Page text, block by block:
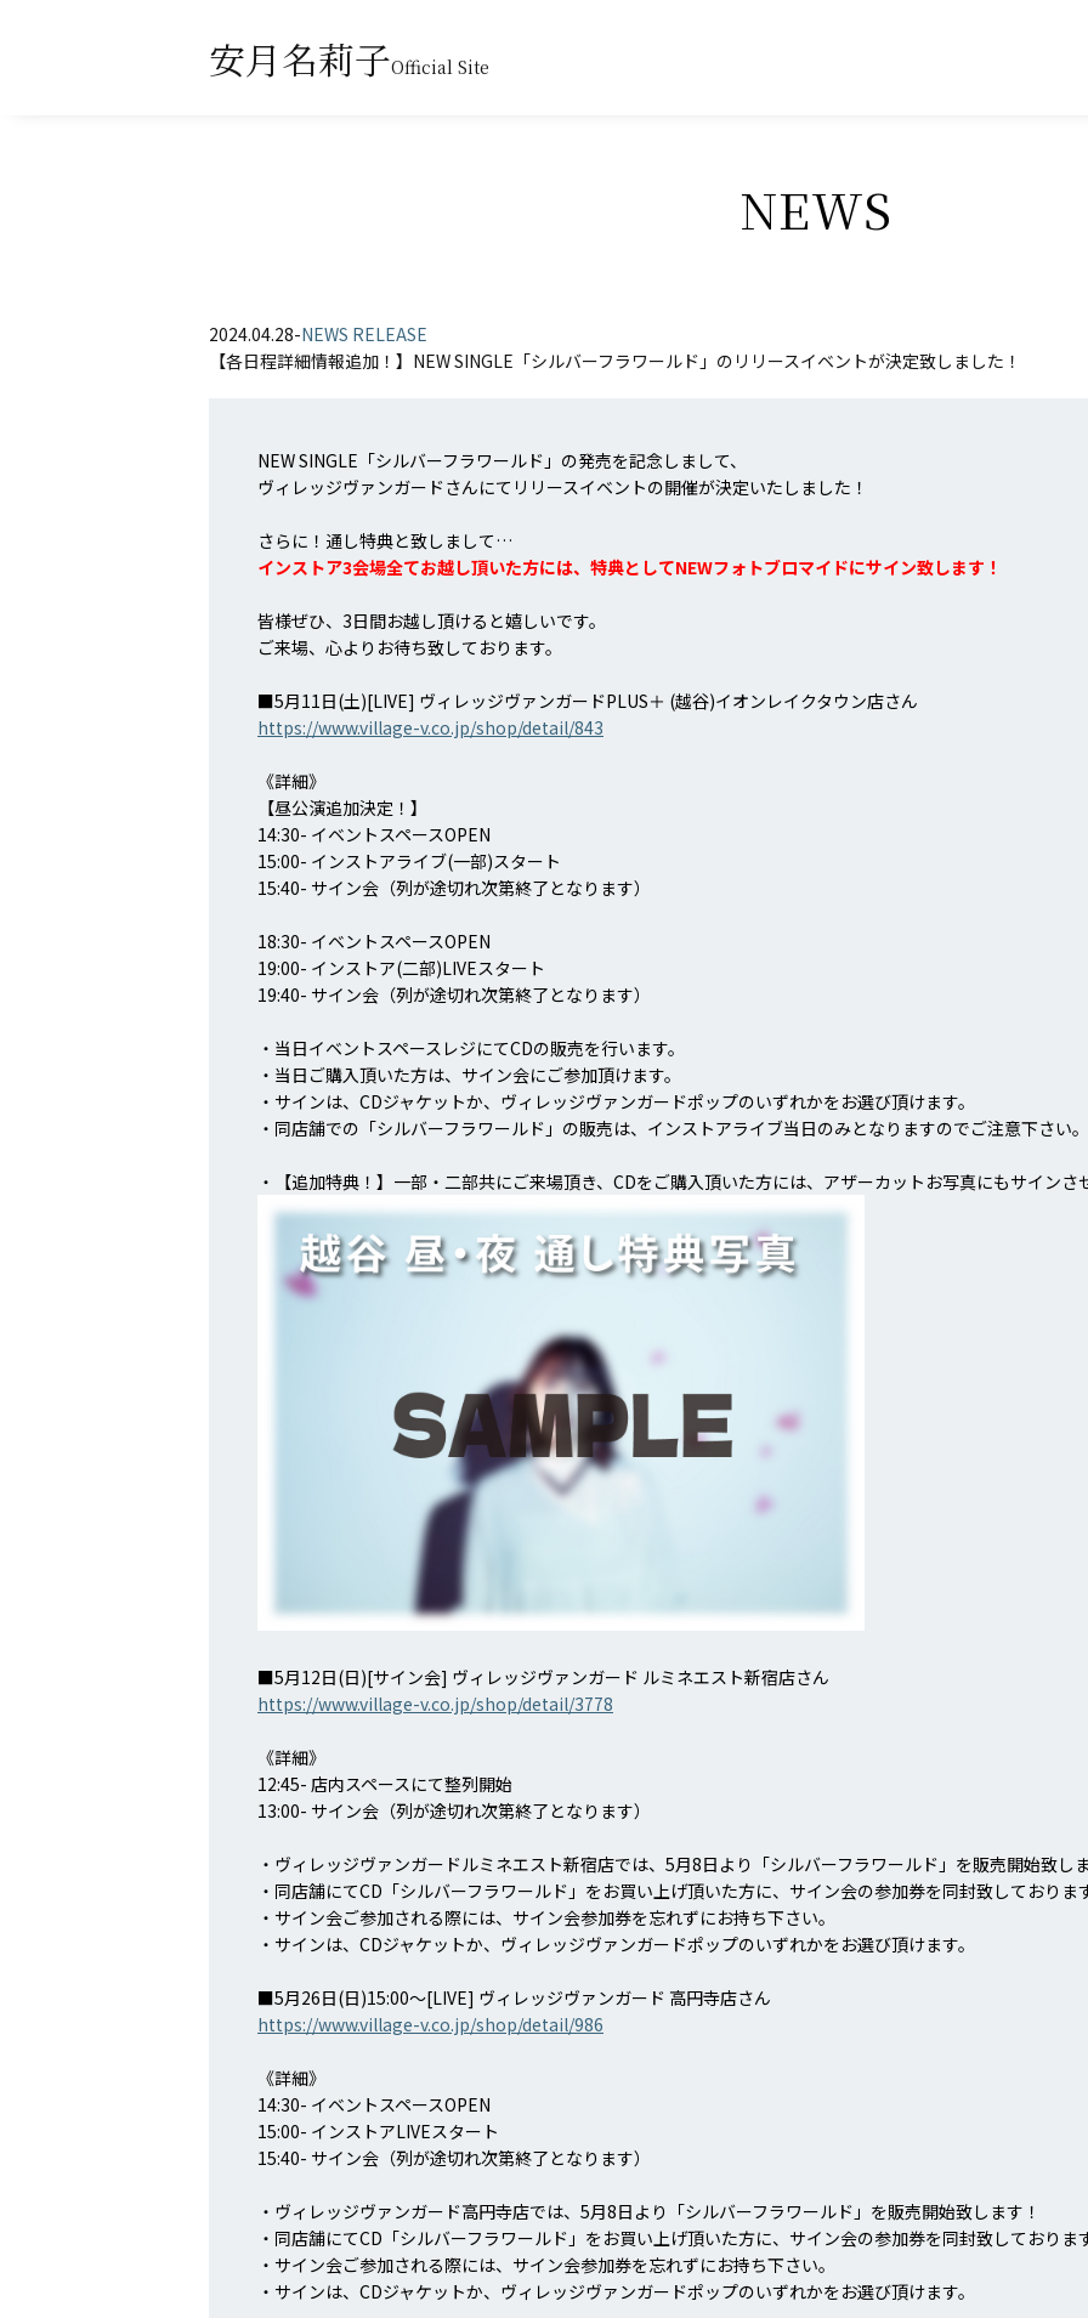
安月名莉子Official Site
NEWS
2024.04.28-NEWS RELEASE
【各日程詳細情報追加！】NEW SINGLE「シルバーフラワールド」のリリースイベントが決定致しました！
NEW SINGLE「シルバーフラワールド」の発売を記念しまして、
ヴィレッジヴァンガードさんにてリリースイベントの開催が決定いたしました！
さらに！通し特典と致しまして…
インストア3会場全てお越し頂いた方には、特典としてNEWフォトブロマイドにサイン致します！
皆様ぜひ、3日間お越し頂けると嬉しいです。
ご来場、心よりお待ち致しております。
■5月11日(土)[LIVE] ヴィレッジヴァンガードPLUS＋ (越谷)イオンレイクタウン店さん
https://www.village-v.co.jp/shop/detail/843
《詳細》
【昼公演追加決定！】
14:30- イベントスペースOPEN
15:00- インストアライブ(一部)スタート
15:40- サイン会（列が途切れ次第終了となります）
18:30- イベントスペースOPEN
19:00- インストア(二部)LIVEスタート
19:40- サイン会（列が途切れ次第終了となります）
・当日イベントスペースレジにてCDの販売を行います。
・当日ご購入頂いた方は、サイン会にご参加頂けます。
・サインは、CDジャケットか、ヴィレッジヴァンガードポップのいずれかをお選び頂けます。
・同店舗での「シルバーフラワールド」の販売は、インストアライブ当日のみとなりますのでご注意下さい。
・【追加特典！】一部・二部共にご来場頂き、CDをご購入頂いた方には、アザーカットお写真にもサインさ
■5月12日(日)[サイン会] ヴィレッジヴァンガード ルミネエスト新宿店さん
https://www.village-v.co.jp/shop/detail/3778
《詳細》
12:45- 店内スペースにて整列開始
13:00- サイン会（列が途切れ次第終了となります）
・ヴィレッジヴァンガードルミネエスト新宿店では、5月8日より「シルバーフラワールド」を販売開始致し
・同店舗にてCD「シルバーフラワールド」をお買い上げ頂いた方に、サイン会の参加券を同封致しております
・サイン会ご参加される際には、サイン会参加券を忘れずにお持ち下さい。
・サインは、CDジャケットか、ヴィレッジヴァンガードポップのいずれかをお選び頂けます。
■5月26日(日)15:00～[LIVE] ヴィレッジヴァンガード 高円寺店さん
https://www.village-v.co.jp/shop/detail/986
《詳細》
14:30- イベントスペースOPEN
15:00- インストアLIVEスタート
15:40- サイン会（列が途切れ次第終了となります）
・ヴィレッジヴァンガード高円寺店では、5月8日より「シルバーフラワールド」を販売開始致します！
・同店舗にてCD「シルバーフラワールド」をお買い上げ頂いた方に、サイン会の参加券を同封致しております
・サイン会ご参加される際には、サイン会参加券を忘れずにお持ち下さい。
・サインは、CDジャケットか、ヴィレッジヴァンガードポップのいずれかをお選び頂けます。